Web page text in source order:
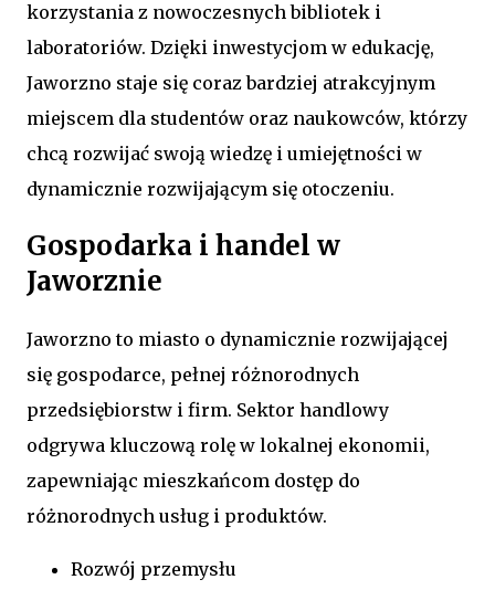
korzystania z nowoczesnych bibliotek i
laboratoriów. Dzięki inwestycjom w edukację,
Jaworzno staje się coraz bardziej atrakcyjnym
miejscem dla studentów oraz naukowców, którzy
chcą rozwijać swoją wiedzę i umiejętności w
dynamicznie rozwijającym się otoczeniu.
Gospodarka i handel w
Jaworznie
Jaworzno to miasto o dynamicznie rozwijającej
się gospodarce, pełnej różnorodnych
przedsiębiorstw i firm. Sektor handlowy
odgrywa kluczową rolę w lokalnej ekonomii,
zapewniając mieszkańcom dostęp do
różnorodnych usług i produktów.
Rozwój przemysłu